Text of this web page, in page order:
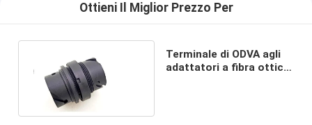
Ottieni Il Miglior Prezzo Per
Terminale di ODVA agli
adattatori a fibra ottica